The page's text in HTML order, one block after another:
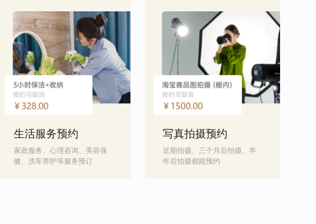
生活服务预约
家政服务、心理咨询、美容保
健、洗车养护等服务预订
写真拍摄预约
近期拍摄、三个月后拍摄、半
年后拍摄都能预约